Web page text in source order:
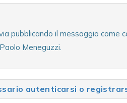
pubblicando il messaggio come
Meneguzzi.
autenticarsi o